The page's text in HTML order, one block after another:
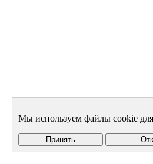
Мы используем файлы cookie
Принять